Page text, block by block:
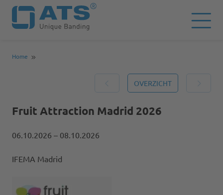
Home
OVERZICHT
Fruit Attraction Madrid 2026
06.10.2026 – 08.10.2026
IFEMA Madrid